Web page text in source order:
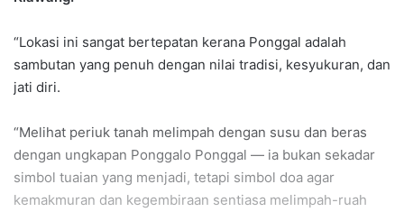
“Lokasi ini sangat bertepatan kerana Ponggal adalah
sambutan yang penuh dengan nilai tradisi, kesyukuran, dan
jati diri.
“Melihat periuk tanah melimpah dengan susu dan beras
dengan ungkapan Ponggalo Ponggal — ia bukan sekadar
simbol tuaian yang menjadi, tetapi simbol doa agar
kemakmuran dan kegembiraan sentiasa melimpah-ruah